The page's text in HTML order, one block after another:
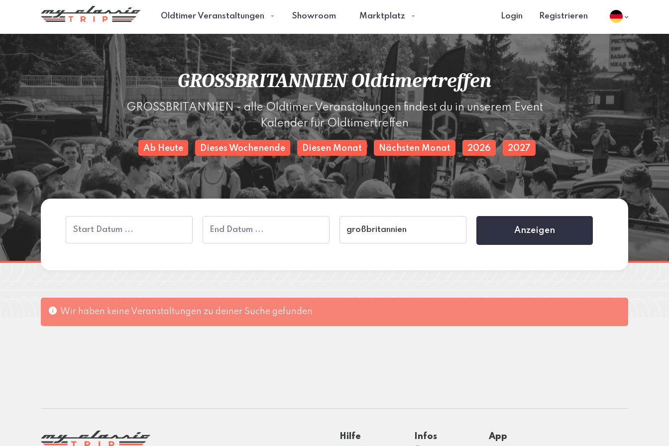
Oldtimer Veranstaltungen Showroom Marktplatz Login Registrieren
GROSSBRITANNIEN Oldtimertreffen
GROSSBRITANNIEN - alle Oldtimer Veranstaltungen findest du in unserem Event
Kalender für Oldtimertreffen
Ab Heute Dieses Wochenende Diesen Monat Nächsten Monat 2026 2027
Anzeigen
Wir haben keine Veranstaltungen zu deiner Suche gefunden
Hilfe Infos App